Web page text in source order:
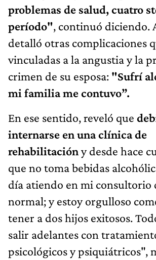
problemas de salud, cuatro
período", continuó diciendo.
detalló otras complicaciones
vinculadas a la angustia y la
crimen de su esposa: "Sufrí
mi familia me contuvo”.
En ese sentido, reveló que
internarse en una clínica de
rehabilitacióny desde hace
que no toma bebidas
día atiendo en mi consultorio
normal; y estoy orgulloso
tener a dos hijos exitosos.
salir adelantes con
psicológicos y psiquiátricos",